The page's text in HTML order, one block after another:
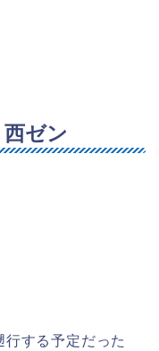
ゼン
する予定だった